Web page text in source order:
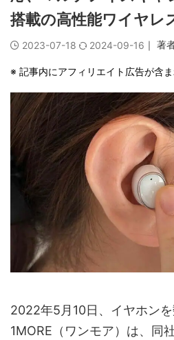
搭載の高性能ワイヤレ
2023-07-18 2024-09-16 ｜ 著
※ 記事内にアフィリエイト広告が含
2022年5月10日、イヤホン
1MORE（ワンモア）は、同